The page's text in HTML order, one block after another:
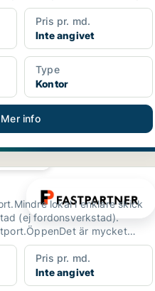
Pris pr. md.
Inte angivet
Type
Kontor
Mer info
lokal i enklare skick
(ej fordonsverkstad).
är mycket
Pris pr. md.
Inte angivet